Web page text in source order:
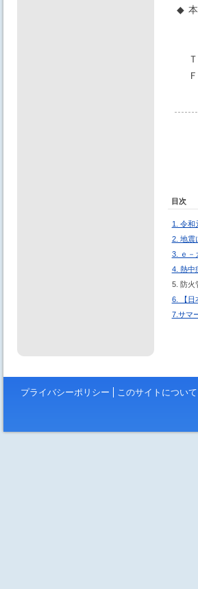
◆
目次
1. 令和
2. 地震
3. ｅ－
4. 熱中
5. 防火
6. 【日
7.サマ
プライバシーポリシー このサイトについて